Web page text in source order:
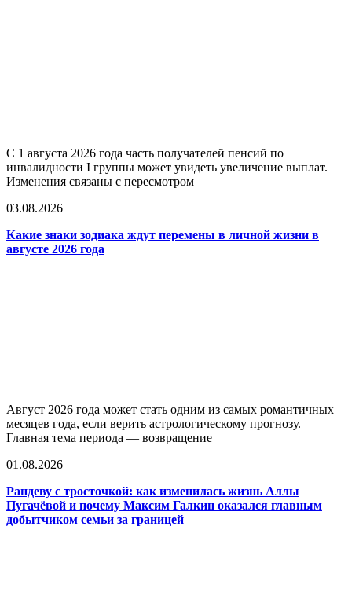
С 1 августа 2026 года часть получателей пенсий по
инвалидности I группы может увидеть увеличение выплат.
Изменения связаны с пересмотром
03.08.2026
Какие знаки зодиака ждут перемены в личной жизни в
августе 2026 года
Август 2026 года может стать одним из самых романтичных
месяцев года, если верить астрологическому прогнозу.
Главная тема периода — возвращение
01.08.2026
Рандеву с тросточкой: как изменилась жизнь Аллы
Пугачёвой и почему Максим Галкин оказался главным
добытчиком семьи за границей